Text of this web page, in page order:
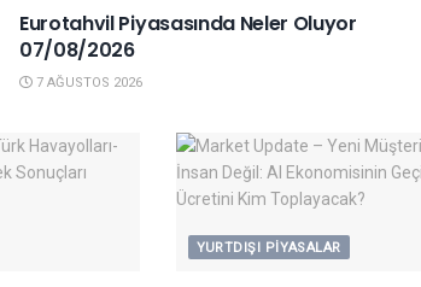
Eurotahvil Piyasasında Neler Oluyor
07/08/2026
7 AĞUSTOS 2026
YURTDIŞI PIYASALAR